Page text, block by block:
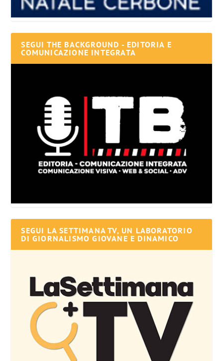
SEGUI THE BACKGROUND - EDITORIA E
COMUNICAZIONE INTEGRATA
SEGUI LA SETTIMANA TV, UN LABORATORIO
DI GIORNALISMO GIOVANE E DINAMICO